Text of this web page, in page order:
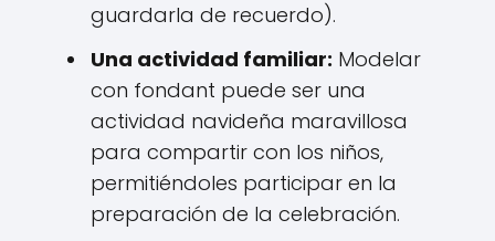
guardarla de recuerdo).
Una actividad familiar: Modelar
con fondant puede ser una
actividad navideña maravillosa
para compartir con los niños,
permitiéndoles participar en la
preparación de la celebración.